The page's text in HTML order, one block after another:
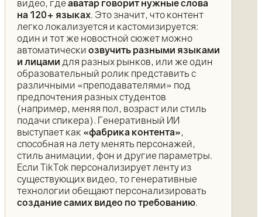
видео, гдеаватар говорит нужные слова
на 120+ языках. Это значит, что контент
легко локализуется и кастомизируется:
один и тот же новостной сюжет можно
автоматически озвучить разными языками
и лицами для разных рынков, или же один
образовательный ролик представить с
различными «преподавателями» под
предпочтения разных студентов
(например, меняя пол, возраст или стиль
подачи спикера). Генеративный ИИ
выступает как «фабрика контента»,
способная на лету менять персонажей,
стиль анимации, фон и другие параметры.
Если TikTok персонализирует ленту из
существующих видео, то генеративные
технологии обещают персонализировать
создание самих видео по требованию.